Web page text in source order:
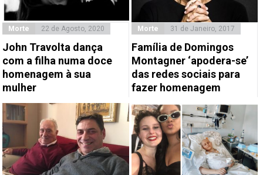
Morte 22 de Agosto, 2020
John Travolta dança
com a filha numa doce
homenagem à sua
mulher
Morte 31 de Janeiro, 2017
Família de Domingos
Montagner ‘apodera-se’
das redes sociais para
fazer homenagem